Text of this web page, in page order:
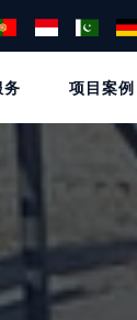
务 项目案例